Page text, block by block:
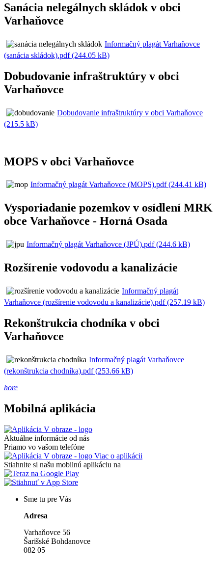
Sanácia nelegálnych skládok v obci
Varhaňovce
Informačný plagát Varhaňovce
(sanácia skládok).pdf (244.05 kB)
Dobudovanie infraštruktúry v obci
Varhaňovce
Dobudovanie infraštruktúry v obci Varhaňovce
(215.5 kB)
MOPS v obci Varhaňovce
Informačný plagát Varhaňovce (MOPS).pdf (244.41 kB)
Vysporiadanie pozemkov v osídlení MRK
obce Varhaňovce - Horná Osada
Informačný plagát Varhaňovce (JPÚ).pdf (244.6 kB)
Rozšírenie vodovodu a kanalizácie
Informačný plagát
Varhaňovce (rozšírenie vodovodu a kanalizácie).pdf (257.19 kB)
Rekonštrukcia chodníka v obci
Varhaňovce
Informačný plagát Varhaňovce
(rekonštrukcia chodníka).pdf (253.66 kB)
hore
Mobilná aplikácia
Aktuálne informácie od nás
Priamo vo vašom telefóne
Viac o aplikácii
Stiahnite si našu mobilnú aplikáciu na
Sme tu pre Vás
Adresa
Varhaňovce 56
Šarišské Bohdanovce
082 05